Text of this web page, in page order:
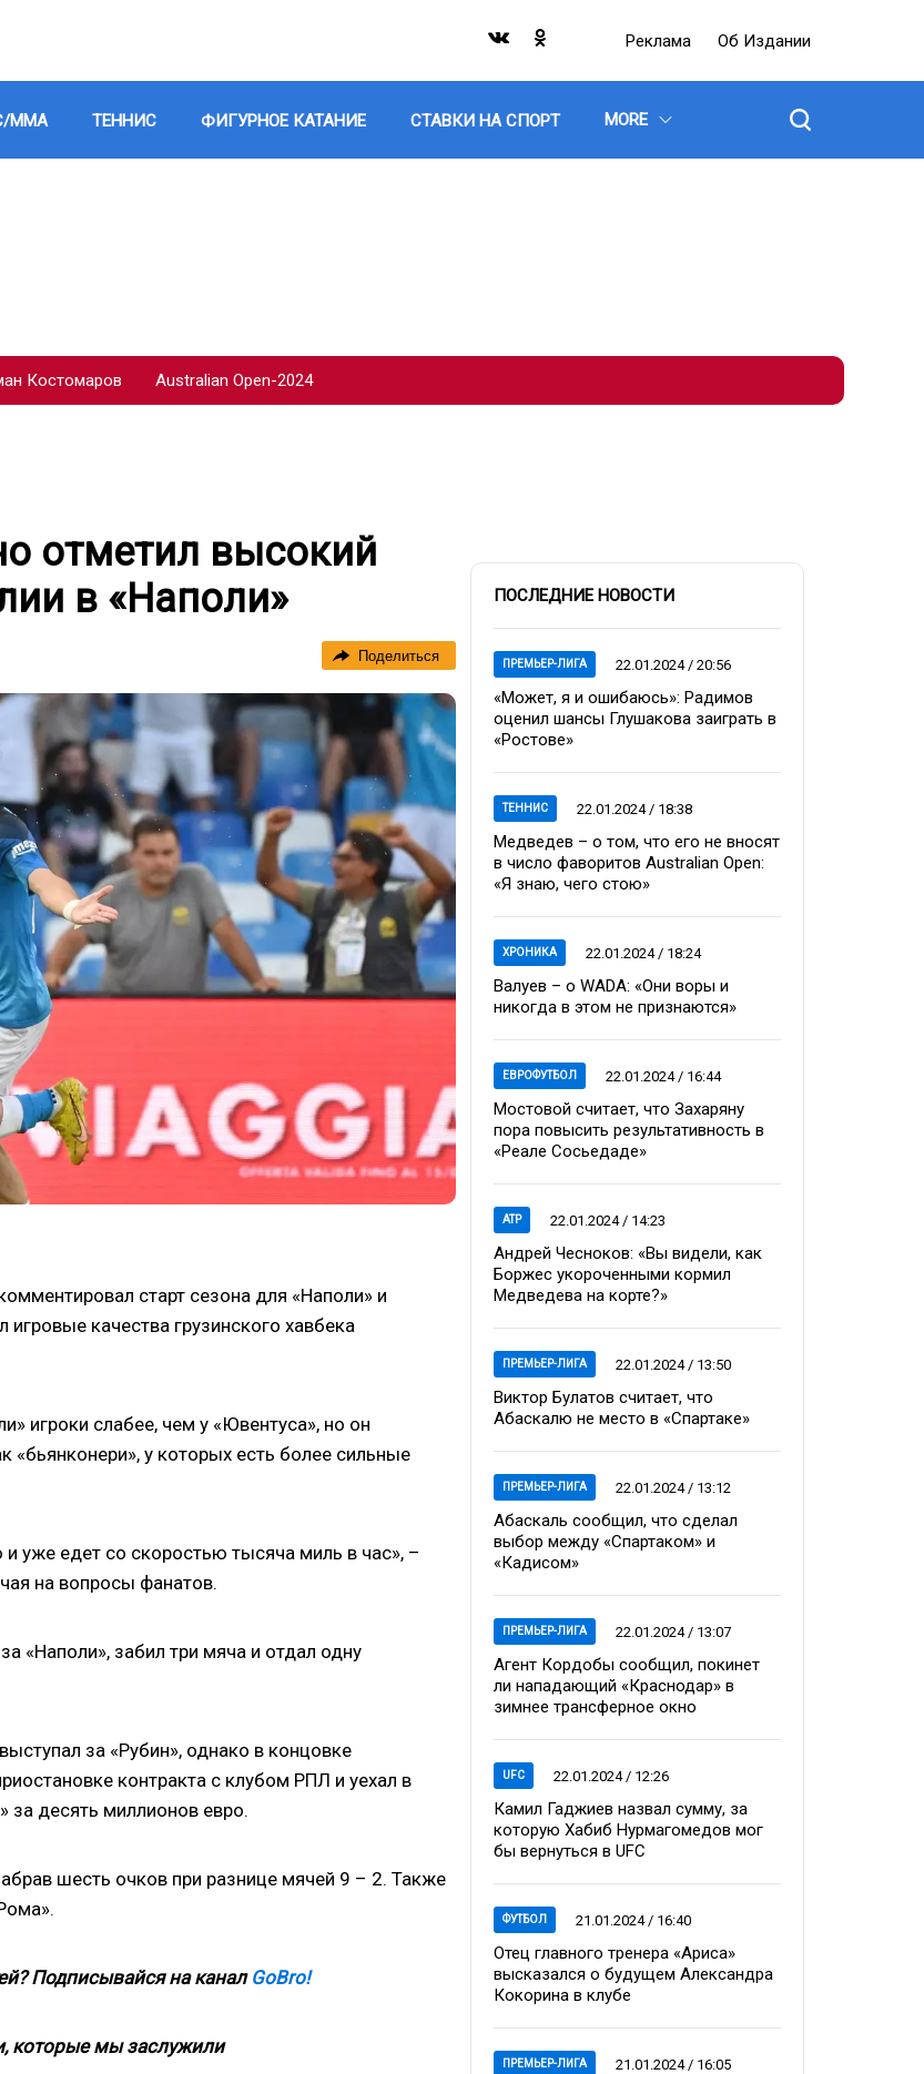
Реклама Об Издании
ММА ТЕННИС ФИГУРНОЕ КАТАНИЕ СТАВКИ НА СПОРТ MORE
Костомаров Australian Open-2024
отметил высокий
в «Наполи»
Поделиться
старт сезона для «Наполи» и
качества грузинского хавбека
игроки слабее, чем у «Ювентуса», но он
«бьянконери», у которых есть более сильные
уже едет со скоростью тысяча миль в час», –
на вопросы фанатов.
«Наполи», забил три мяча и отдал одну
за «Рубин», однако в концовке
контракта с клубом РПЛ и уехал в
за десять миллионов евро.
шесть очков при разнице мячей 9 – 2. Также
Подписывайся на канал GoBro!
которые мы заслужили
ПОСЛЕДНИЕ НОВОСТИ
ПРЕМЬЕР-ЛИГА 22.01.2024 / 20:56
«Может, я и ошибаюсь»: Радимов
оценил шансы Глушакова заиграть в
«Ростове»
ТЕННИС 22.01.2024 / 18:38
Медведев – о том, что его не вносят
в число фаворитов Australian Open:
«Я знаю, чего стою»
ХРОНИКА 22.01.2024 / 18:24
Валуев – о WADA: «Они воры и
никогда в этом не признаются»
ЕВРОФУТБОЛ 22.01.2024 / 16:44
Мостовой считает, что Захаряну
пора повысить результативность в
«Реале Сосьедаде»
ATP 22.01.2024 / 14:23
Андрей Чесноков: «Вы видели, как
Боржес укороченными кормил
Медведева на корте?»
ПРЕМЬЕР-ЛИГА 22.01.2024 / 13:50
Виктор Булатов считает, что
Абаскалю не место в «Спартаке»
ПРЕМЬЕР-ЛИГА 22.01.2024 / 13:12
Абаскаль сообщил, что сделал
выбор между «Спартаком» и
«Кадисом»
ПРЕМЬЕР-ЛИГА 22.01.2024 / 13:07
Агент Кордобы сообщил, покинет
ли нападающий «Краснодар» в
зимнее трансферное окно
UFC 22.01.2024 / 12:26
Камил Гаджиев назвал сумму, за
которую Хабиб Нурмагомедов мог
бы вернуться в UFC
ФУТБОЛ 21.01.2024 / 16:40
Отец главного тренера «Ариса»
высказался о будущем Александра
Кокорина в клубе
ПРЕМЬЕР-ЛИГА 21.01.2024 / 16:05